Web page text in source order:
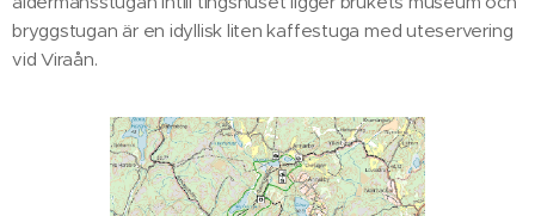
bryggstugan är en idyllisk liten kaffestuga med uteservering
vid Viraån.